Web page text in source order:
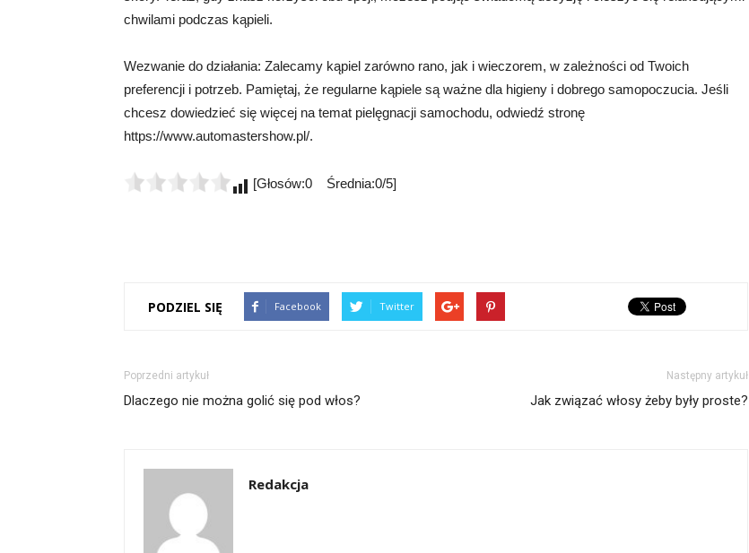
chwilami podczas kąpieli.
Wezwanie do działania: Zalecamy kąpiel zarówno rano, jak i wieczorem, w zależności od Twoich
preferencji i potrzeb. Pamiętaj, że regularne kąpiele są ważne dla higieny i dobrego samopoczucia. Jeśli
chcesz dowiedzieć się więcej na temat pielęgnacji samochodu, odwiedź stronę
https://www.automastershow.pl/.
[Głosów:0 Średnia:0/5]
PODZIEL SIĘ Facebook Twitter
Poprzedni artykuł
Dlaczego nie można golić się pod włos?
Następny artykuł
Jak związać włosy żeby były proste?
Redakcja